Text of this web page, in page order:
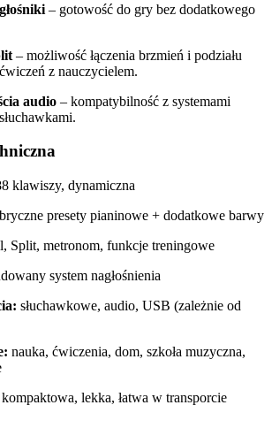
– gotowość do gry bez dodatkowego
– możliwość łączenia brzmień i podziału
z nauczycielem.
audio – kompatybilność z systemami
klawiszy, dynamiczna
presety pianinowe + dodatkowe barwy
Split, metronom, funkcje treningowe
system nagłośnienia
słuchawkowe, audio, USB (zależnie od
nauka, ćwiczenia, dom, szkoła muzyczna,
kompaktowa, lekka, łatwa w transporcie